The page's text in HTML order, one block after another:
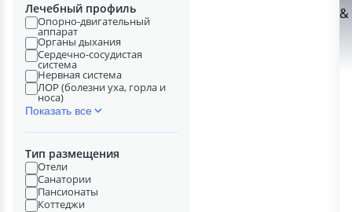
Лечебный профиль
Опорно-двигательный
аппарат
Органы дыхания
Сердечно-сосудистая
система
Нервная система
ЛОР (болезни уха, горла и
носа)
Показать все
Тип размещения
Отели
Санатории
Пансионаты
Коттеджи